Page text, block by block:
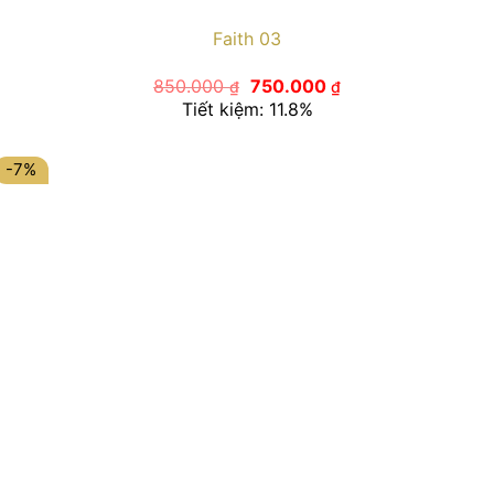
Faith 03
850.000₫ Giá
gốc
là:
750.000 ₫Giá
hiện
Tiết kiệm: 11.8%
-7%